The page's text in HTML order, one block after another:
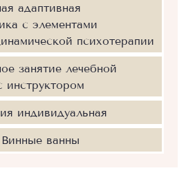
адаптивная
с элементами
психотерапии
занятие лечебной
инструктором
индивидуальная
ванны